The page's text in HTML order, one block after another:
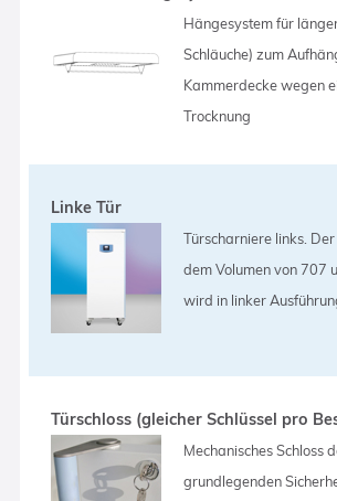
Hängesystem für
Schläuche) zum
Kammerdecke wegen
Trocknung
Linke Tür
Türscharniere links.
dem Volumen von 707
wird in linker
Türschloss (gleicher Schlüssel pro
Mechanisches Schloss
grundlegenden